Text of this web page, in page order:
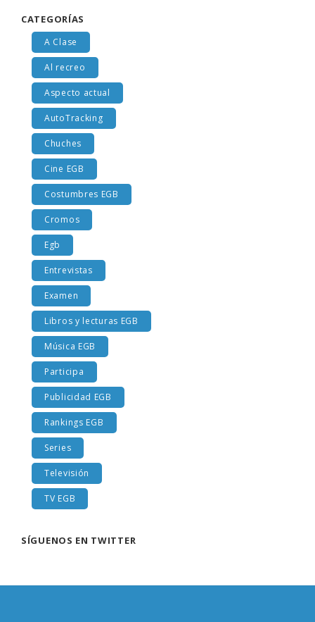
A Clase
Al recreo
Aspecto actual
AutoTracking
Chuches
Cine EGB
Costumbres EGB
Cromos
Egb
Entrevistas
Examen
Libros y lecturas EGB
Música EGB
Participa
Publicidad EGB
Rankings EGB
Series
Televisión
TV EGB